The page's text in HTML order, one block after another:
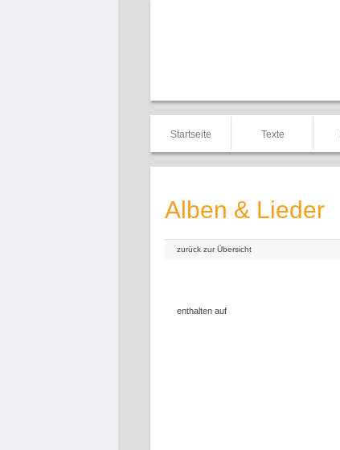
Startseite Texte
Alben & Lieder
zurück zur Übersicht
enthalten auf